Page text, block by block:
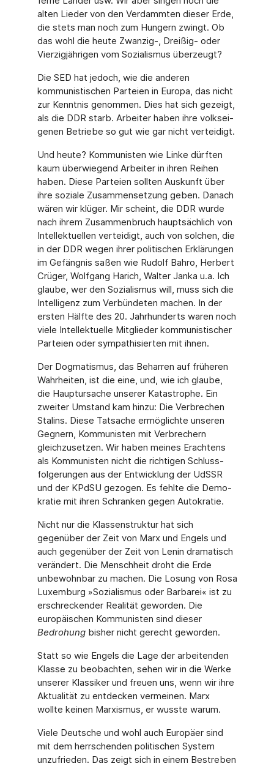
alten Lieder von den Verdammten dieser Erde,
die stets man noch zum Hungern zwingt. Ob
das wohl die heute Zwanzig-, Dreißig- oder
Vierzigjährigen vom Sozialismus überzeugt?
Die SED hat jedoch, wie die anderen
kommunistischen Parteien in Europa, das nicht
zur Kenntnis genommen. Dies hat sich gezeigt,
als die DDR starb. Arbeiter haben ihre volksei­
genen Betriebe so gut wie gar nicht verteidigt.
Und heute? Kommunisten wie Linke dürften
kaum überwiegend Arbeiter in ihren Reihen
haben. Diese Parteien sollten Auskunft über
ihre soziale Zusammensetzung geben. Danach
wären wir klüger. Mir scheint, die DDR wurde
nach ihrem Zusammenbruch hauptsächlich von
Intellektuellen verteidigt, auch von solchen, die
in der DDR wegen ihrer politischen Er­klärungen
im Gefängnis saßen wie Rudolf Bahro, Herbert
Crüger, Wolfgang Harich, Walter Janka u.a. Ich
glaube, wer den Sozialismus will, muss sich die
Intelligenz zum Verbündeten machen. In der
ersten Hälfte des 20. Jahrhunderts waren noch
viele Intellektuelle Mitglie­der kommunistischer
Parteien oder sympathisierten mit ihnen.
Der Dogmatismus, das Beharren auf früheren
Wahrheiten, ist die eine, und, wie ich glaube,
die Hauptursache unserer Katastrophe. Ein
zweiter Umstand kam hinzu: Die Verbrechen
Stalins. Diese Tatsache ermöglichte unseren
Gegnern, Kommunisten mit Verbrechern
gleichzusetzen. Wir haben meines Erachtens
als Kommunisten nicht die richtigen Schluss­
folgerungen aus der Entwicklung der UdSSR
und der KPdSU gezogen. Es fehlte die Demo­
kratie mit ihren Schranken gegen Autokratie.
Nicht nur die Klassenstruktur hat sich
gegenüber der Zeit von Marx und Engels und
auch gegenüber der Zeit von Lenin dramatisch
verändert. Die Menschheit droht die Erde
unbe­wohnbar zu machen. Die Losung von Rosa
Luxemburg »Sozialismus oder Barbarei« ist zu
erschreckender Realität geworden. Die
europäischen Kommunisten sind dieser
Bedrohungbisher nicht gerecht geworden.
Statt so wie Engels die Lage der arbeitenden
Klasse zu beobachten, sehen wir in die Werke
unserer Klassiker und freuen uns, wenn wir ihre
Aktualität zu entdecken vermeinen. Marx
wollte keinen Marxismus, er wusste warum.
Viele Deutsche und wohl auch Europäer sind
mit dem herrschenden politischen System
unzufrieden. Das zeigt sich in einem Bestreben